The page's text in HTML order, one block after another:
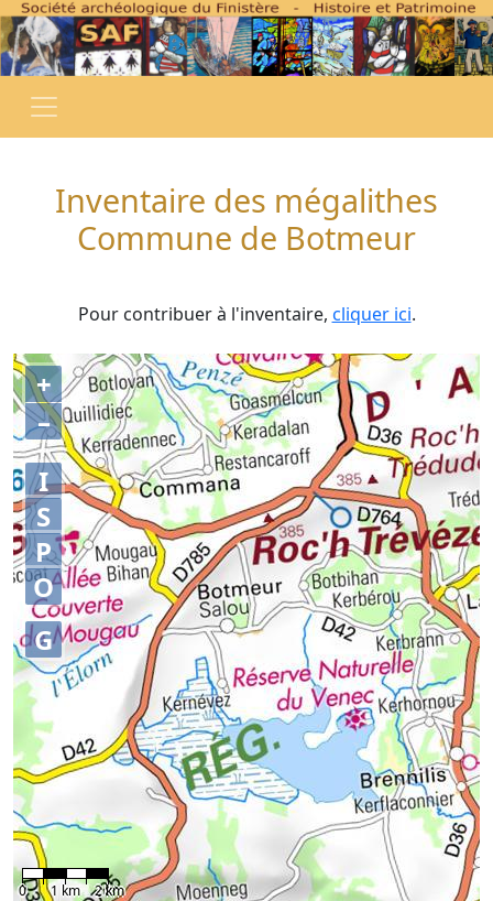
Inventaire des mégalithes
Commune de Botmeur
Pour contribuer à l'inventaire, cliquer ici.
+
–
0 1 km 2 km
I
S
P
O
G